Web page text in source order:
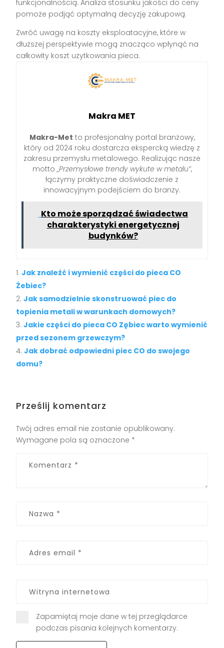
funkcjonalnością. Analiza stosunku jakości do ceny
pomoże podjąć optymalną decyzję zakupową.
Zwróć uwagę na koszty eksploatacyjne, które w
dłuższej perspektywie mogą znacząco wpłynąć na
całkowity koszt użytkowania pieca.
Makra MET
Makra-Met to profesjonalny portal branżowy,
który od 2024 roku dostarcza ekspercką wiedzę z
zakresu przemysłu metalowego. Realizując nasze
motto„Przemysłowe trendy wykute w metalu”,
łączymy praktyczne doświadczenie z
innowacyjnym podejściem do branży.
Kto może sporządzać świadectwa
charakterystyki energetycznej
budynków?
Jak znaleźć i wymienić części do pieca CO
Żebiec?
Jak samodzielnie skonstruować piec do
topienia metali w warunkach domowych?
Jakie części do pieca CO Zębiec warto wymienić
przed sezonem grzewczym?
Jak dobrać odpowiedni piec CO do swojego
domu?
Prześlij komentarz
Twój adres email nie zostanie opublikowany.
Wymagane pola są oznaczone *
Zapamiętaj moje dane w tej przeglądarce
podczas pisania kolejnych komentarzy.